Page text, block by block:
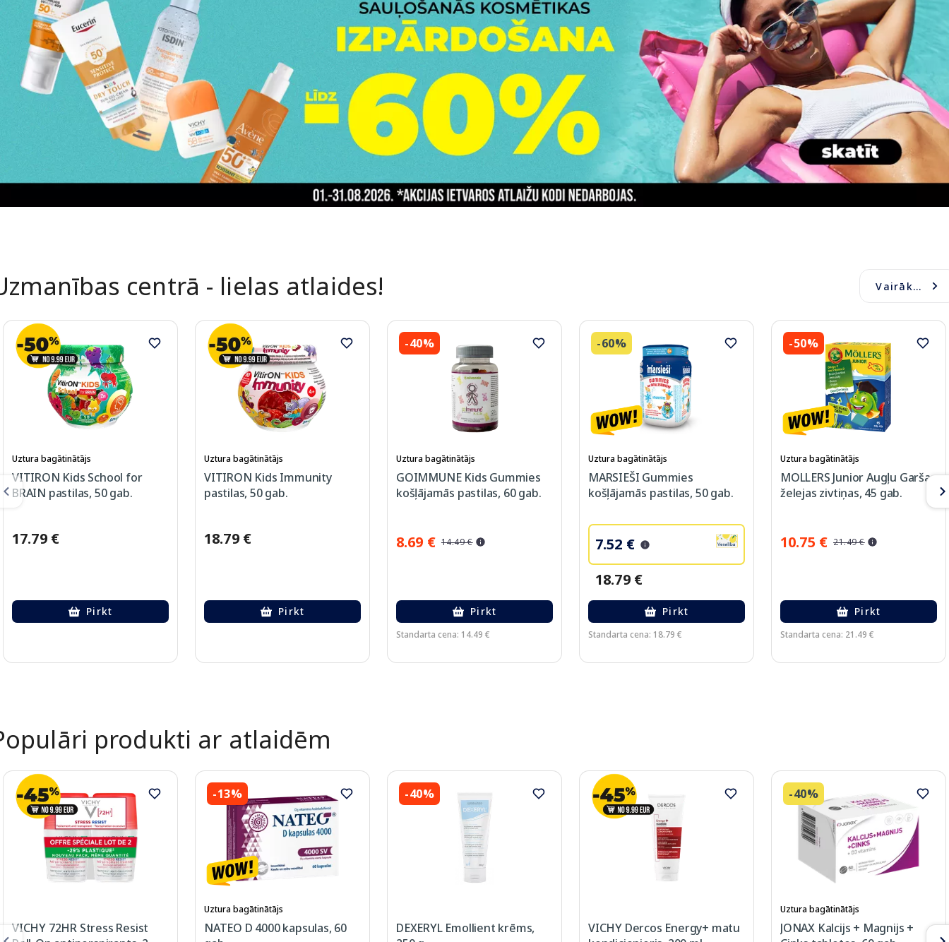
centrā - lielas atlaides! Vairāk...
Uztura bagātinātājs
VITIRON Kids School for
BRAIN pastilas, 50 gab.
17.79 €
Pirkt
Uztura bagātinātājs
VITIRON Kids Immunity
pastilas, 50 gab.
18.79 €
Pirkt
-40%
Uztura bagātinātājs
GOIMMUNE Kids Gummies
košļājamās pastilas, 60 gab.
8.69 € 14.49 €
Pirkt
Standarta cena: 14.49 €
-60%
Uztura bagātinātājs
MARSIEŠI Gummies
košļājamās pastilas, 50 gab.
7.52 €
18.79 €
Pirkt
Standarta cena: 18.79 €
-50%
Uztura bagātinātājs
MOLLERS Junior Augļu Garšas
želejas zivtiņas, 45 gab.
10.75 € 21.49 €
Pirkt
Standarta cena: 21.49 €
produkti ar atlaidēm
VICHY 72HR Stress Resist
-13%
Uztura bagātinātājs
NATEO D 4000 kapsulas, 60
-40%
DEXERYL Emollient krēms,
VICHY Dercos Energy+ matu
-40%
Uztura bagātinātājs
JONAX Kalcijs + Magnijs +